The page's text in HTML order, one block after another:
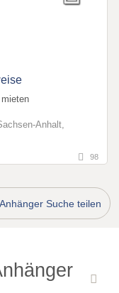
Anhalt,
98
Anhänger Suche teilen